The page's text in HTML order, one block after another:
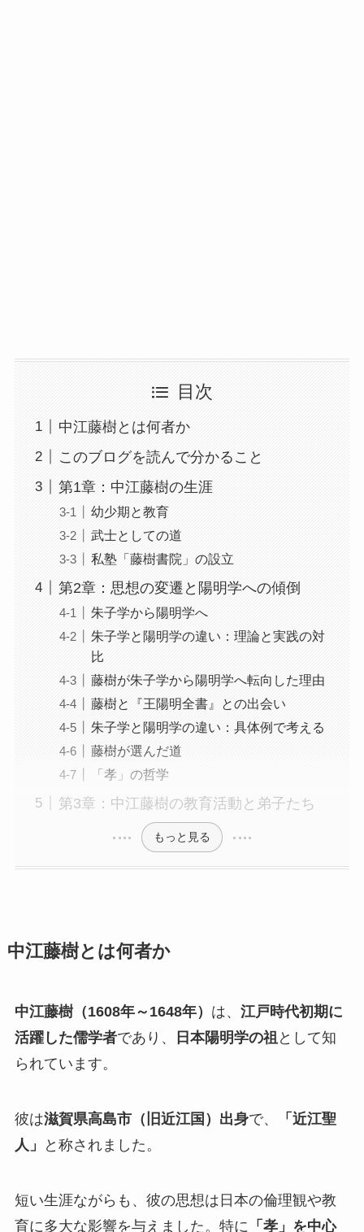
目次
中江藤樹とは何者か
このブログを読んで分かること
第1章：中江藤樹の生涯
幼少期と教育
武士としての道
私塾「藤樹書院」の設立
第2章：思想の変遷と陽明学への傾倒
朱子学から陽明学へ
朱子学と陽明学の違い：理論と実践の対
比
藤樹が朱子学から陽明学へ転向した理由
藤樹と『王陽明全書』との出会い
朱子学と陽明学の違い：具体例で考える
藤樹が選んだ道
「孝」の哲学
第3章：中江藤樹の教育活動と弟子たち
もっと見る
中江藤樹とは何者か
中江藤樹（1608年～1648年） は、 江戸時代初期に
活躍した儒学者であり、 日本陽明学の祖 として知
られています。
彼は滋賀県高島市（旧近江国）出身で、
「近江聖
人」
と称されました。
短い生涯ながらも、彼の思想は日本の倫理観や教
育に多大な影響を与えました。特に 「孝」を中心